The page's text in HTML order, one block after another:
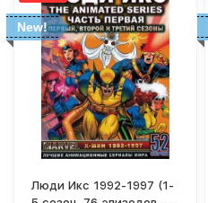
New!
Люди Икс 1992-1997 (1-